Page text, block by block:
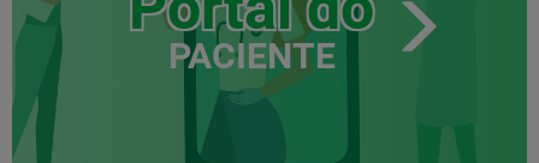
PACIENTE